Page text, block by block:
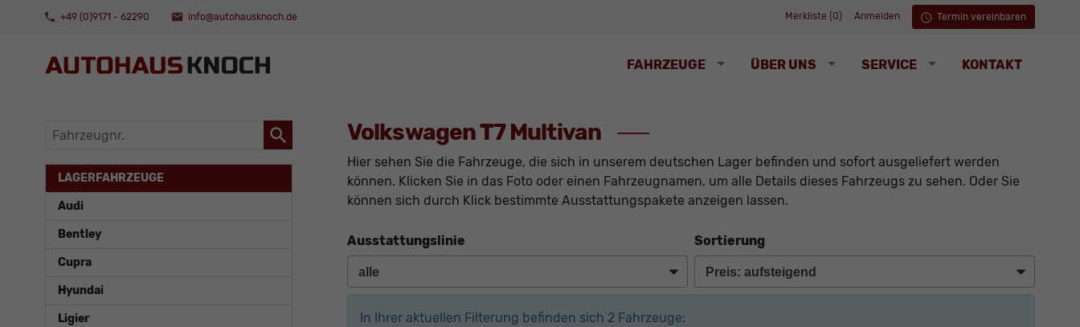
+49 (0)9171 - 62290 info@autohausknoch.de Merkliste (0) Anmelden Termin vereinbaren
FAHRZEUGE ÜBER UNS SERVICE KONTAKT
Volkswagen T7 Multivan
Hier sehen Sie die Fahrzeuge, die sich in unserem deutschen Lager befinden und sofort ausgeliefert werden
können. Klicken Sie in das Foto oder einen Fahrzeugnamen, um alle Details dieses Fahrzeugs zu sehen. Oder Sie
können sich durch Klick bestimmte Ausstattungspakete anzeigen lassen.
Ausstattungslinie Sortierung
In Ihrer aktuellen Filterung befinden sich 2Fahrzeuge:
Fahrzeugnr.
LAGERFAHRZEUGE
Audi
Bentley
Cupra
Hyundai
Ligier